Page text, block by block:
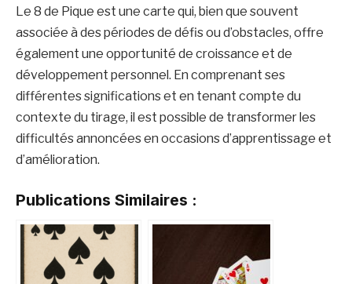
Le 8 de Pique est une carte qui, bien que souvent
associée à des périodes de défis ou d’obstacles, offre
également une opportunité de croissance et de
développement personnel. En comprenant ses
différentes significations et en tenant compte du
contexte du tirage, il est possible de transformer les
difficultés annoncées en occasions d’apprentissage et
d’amélioration.
Publications Similaires :